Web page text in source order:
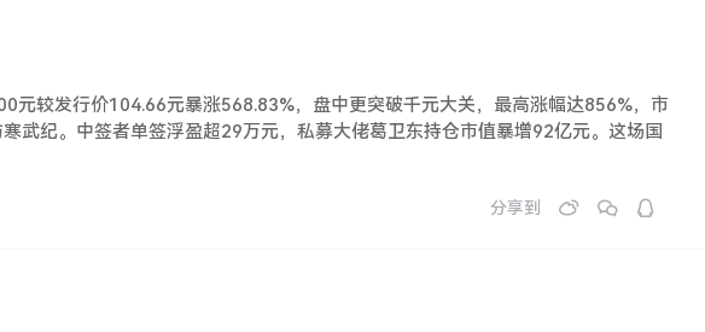
元较发行价104.66元暴涨568.83%，盘中更突破千元大关，最高涨幅达856%，市
纪。中签者单签浮盈超29万元，私募大佬葛卫东持仓市值暴增92亿元。这场国
分享到